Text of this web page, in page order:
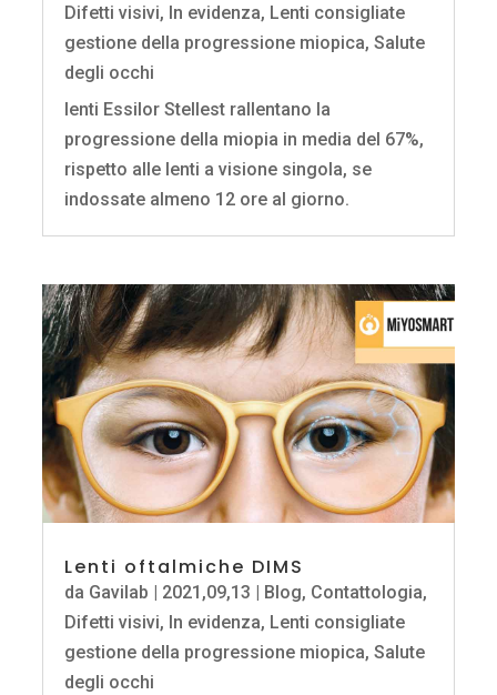
Difetti visivi, In evidenza, Lenti consigliate
gestione della progressione miopica,Salute
degli occhi
lenti Essilor Stellest rallentano la
progressione della miopia in media del 67%,
rispetto alle lenti a visione singola, se
indossate almeno 12 ore al giorno.
Lenti oftalmiche DIMS
da Gavilab 2021,09,13 Blog, Contattologia,
Difetti visivi, In evidenza, Lenti consigliate
gestione della progressione miopica,Salute
degli occhi